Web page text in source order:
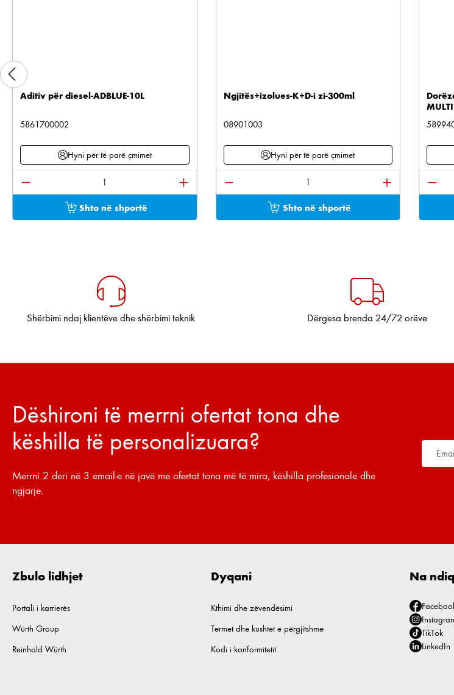
Aditiv për diesel-ADBLUE-10L
5861700002
Hyni për të parë çmimet
Sasia e produktit: Shkruani sasinë e dëshiruar ose përdorni butonat për të rritur
Shto në shportë
Ngjitës+izolues-K+D-i zi-300ml
08901003
Hyni për të parë çmimet
Sasia e produktit: Shkruani sasinë e
Shto në shportë
Shërbimi ndaj klientëve dhe shërbimi teknik Dërgesa brenda 24/72 orëve
Dëshironi të merrni ofertat tona dhe
këshilla të personalizuara?
Merrni 2 deri në 3 email-e në javë me ofertat tona më të mira, këshilla profesionale dhe
ngjarje.
Zbulo lidhjet
Portali i karrierës
Würth Group
Reinhold Würth
Dyqani
Kthimi dhe zëvendësimi
Termet dhe kushtet e përgjitshme
Kodi i konformitetit
Na
TikTok
LinkedIn